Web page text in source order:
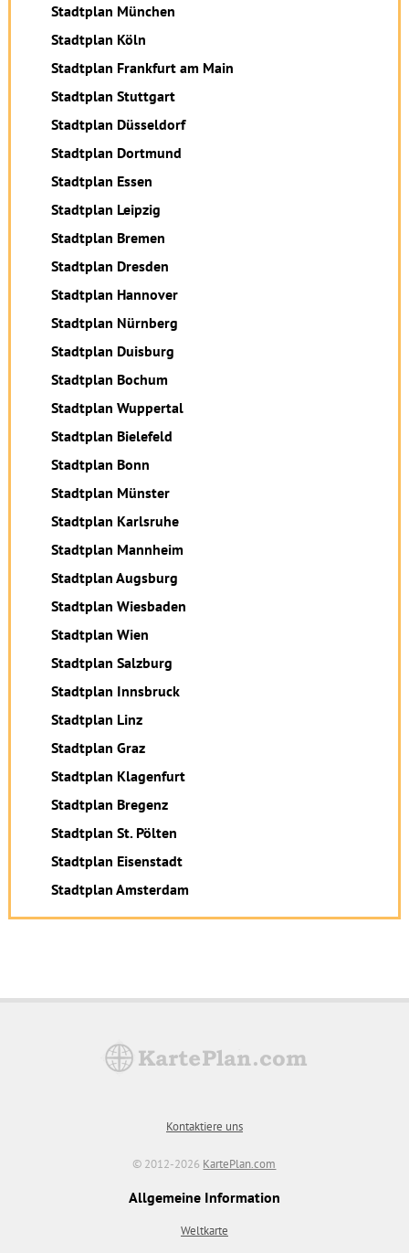
Stadtplan München
Stadtplan Köln
Stadtplan Frankfurt am Main
Stadtplan Stuttgart
Stadtplan Düsseldorf
Stadtplan Dortmund
Stadtplan Essen
Stadtplan Leipzig
Stadtplan Bremen
Stadtplan Dresden
Stadtplan Hannover
Stadtplan Nürnberg
Stadtplan Duisburg
Stadtplan Bochum
Stadtplan Wuppertal
Stadtplan Bielefeld
Stadtplan Bonn
Stadtplan Münster
Stadtplan Karlsruhe
Stadtplan Mannheim
Stadtplan Augsburg
Stadtplan Wiesbaden
Stadtplan Wien
Stadtplan Salzburg
Stadtplan Innsbruck
Stadtplan Linz
Stadtplan Graz
Stadtplan Klagenfurt
Stadtplan Bregenz
Stadtplan St. Pölten
Stadtplan Eisenstadt
Stadtplan Amsterdam
Kontaktiere uns
© 2012-2026 KartePlan.com
Allgemeine Information
Weltkarte